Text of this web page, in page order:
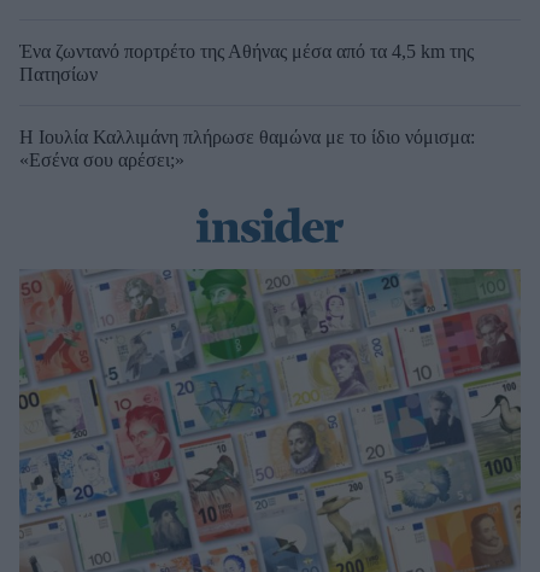
Ένα ζωντανό πορτρέτο της Αθήνας μέσα από τα 4,5 km της
Πατησίων
Η Ιουλία Καλλιμάνη πλήρωσε θαμώνα με το ίδιο νόμισμα:
«Εσένα σου αρέσει;»